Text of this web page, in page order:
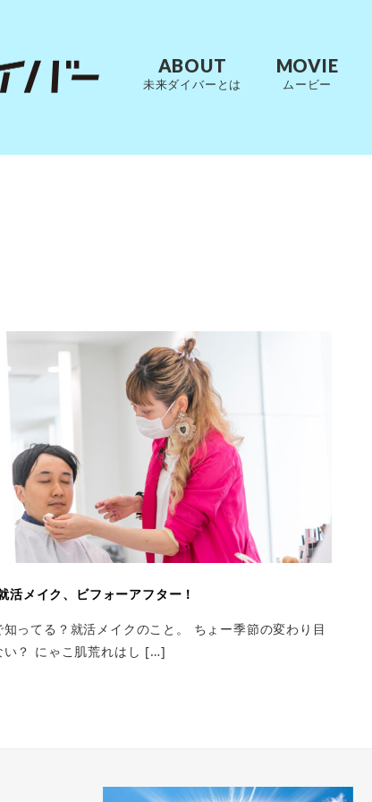
ABOUT
未来ダイバーとは
MOVIE
ムービー
活メイク、ビフォーアフター！
ってる？就活メイクのこと。 ちょー季節の変わり目
い？ にゃこ肌荒れはし […]